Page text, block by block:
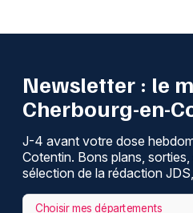
Newsletter : le
Cherbourg-en-
J-4 avant votre dose
Cotentin. Bons plans,
sélection de la rédaction
Choisir mes départements